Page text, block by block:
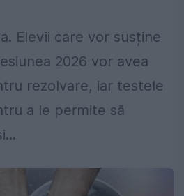
Elevii care vor susține
2026 vor avea
rezolvare, iar testele
a le permite să